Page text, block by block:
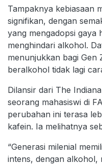
Tampaknya kebiasaan
signifikan, dengan
yang mengadopsi gaya
menghindari alkohol.
menunjukkan bagi Gen
beralkohol tidak lagi
Dilansir dari The
seorang mahasiswi di
perubahan ini terasa
kafein. Ia melihatnya
“Generasi milenial
intens, dengan alkohol,